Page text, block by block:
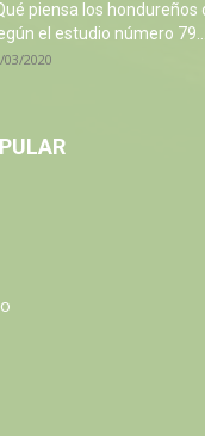
piensa los hondureños
el estudio número 79...
03/2020